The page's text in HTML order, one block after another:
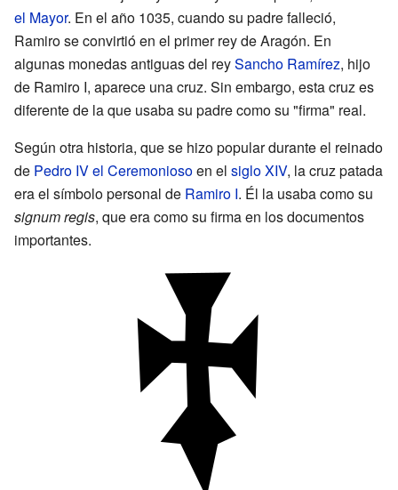
el Mayor. En el año 1035, cuando su padre falleció,
Ramiro se convirtió en el primer rey de Aragón. En
algunas monedas antiguas del reySancho Ramírez, hijo
de Ramiro I, aparece una cruz. Sin embargo, esta cruz es
diferente de la que usaba su padre como su "firma" real.
Según otra historia, que se hizo popular durante el reinado
de Pedro IV el Ceremoniosoen el siglo XIV, la cruz patada
era el símbolo personal de Ramiro I. Él la usaba como su
signum regis, que era como su firma en los documentos
importantes.